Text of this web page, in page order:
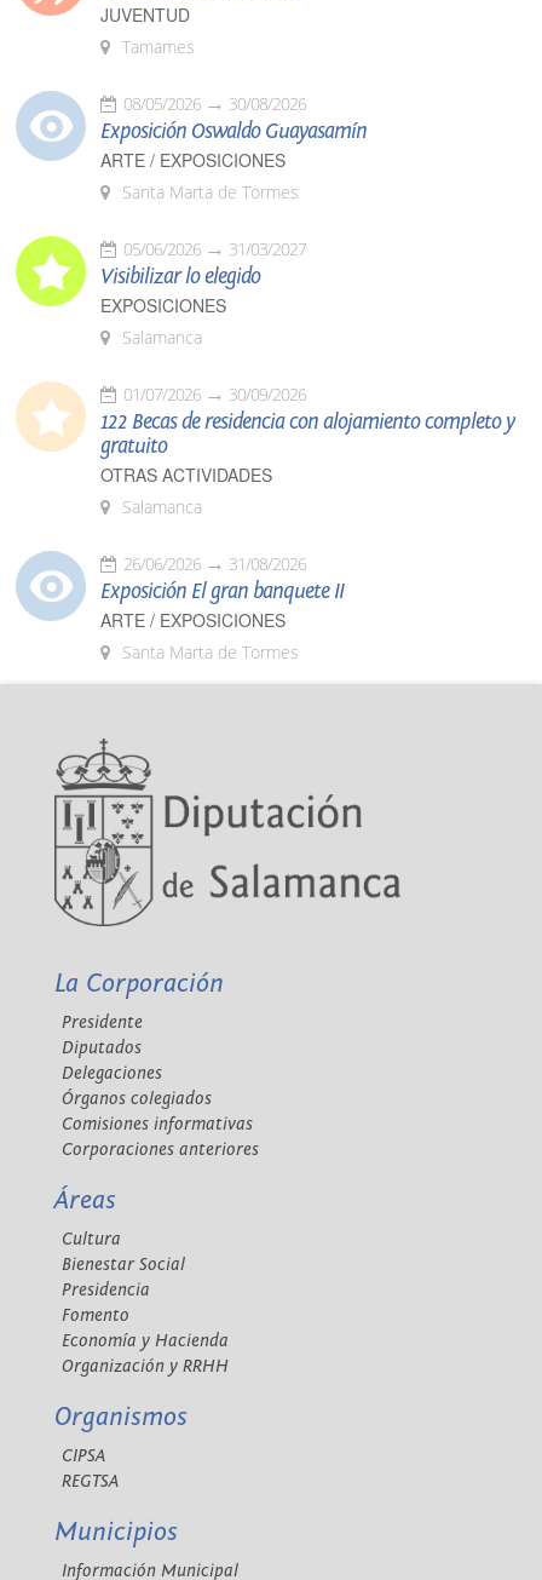
JUVENTUD
Tamames
08/05/2026 30/08/2026
Exposición Oswaldo Guayasamín
ARTE / EXPOSICIONES
Santa Marta de Tormes
05/06/2026 31/03/2027
Visibilizar lo elegido
EXPOSICIONES
Salamanca
01/07/2026 30/09/2026
122 Becas de residencia con alojamiento completo y
gratuito
OTRAS ACTIVIDADES
Salamanca
26/06/2026 31/08/2026
Exposición El gran banquete II
ARTE / EXPOSICIONES
Santa Marta de Tormes
La Corporación
Presidente
Diputados
Delegaciones
Órganos colegiados
Comisiones informativas
Corporaciones anteriores
Áreas
Cultura
Bienestar Social
Presidencia
Fomento
Economía y Hacienda
Organización y RRHH
Organismos
CIPSA
REGTSA
Municipios
Información Municipal